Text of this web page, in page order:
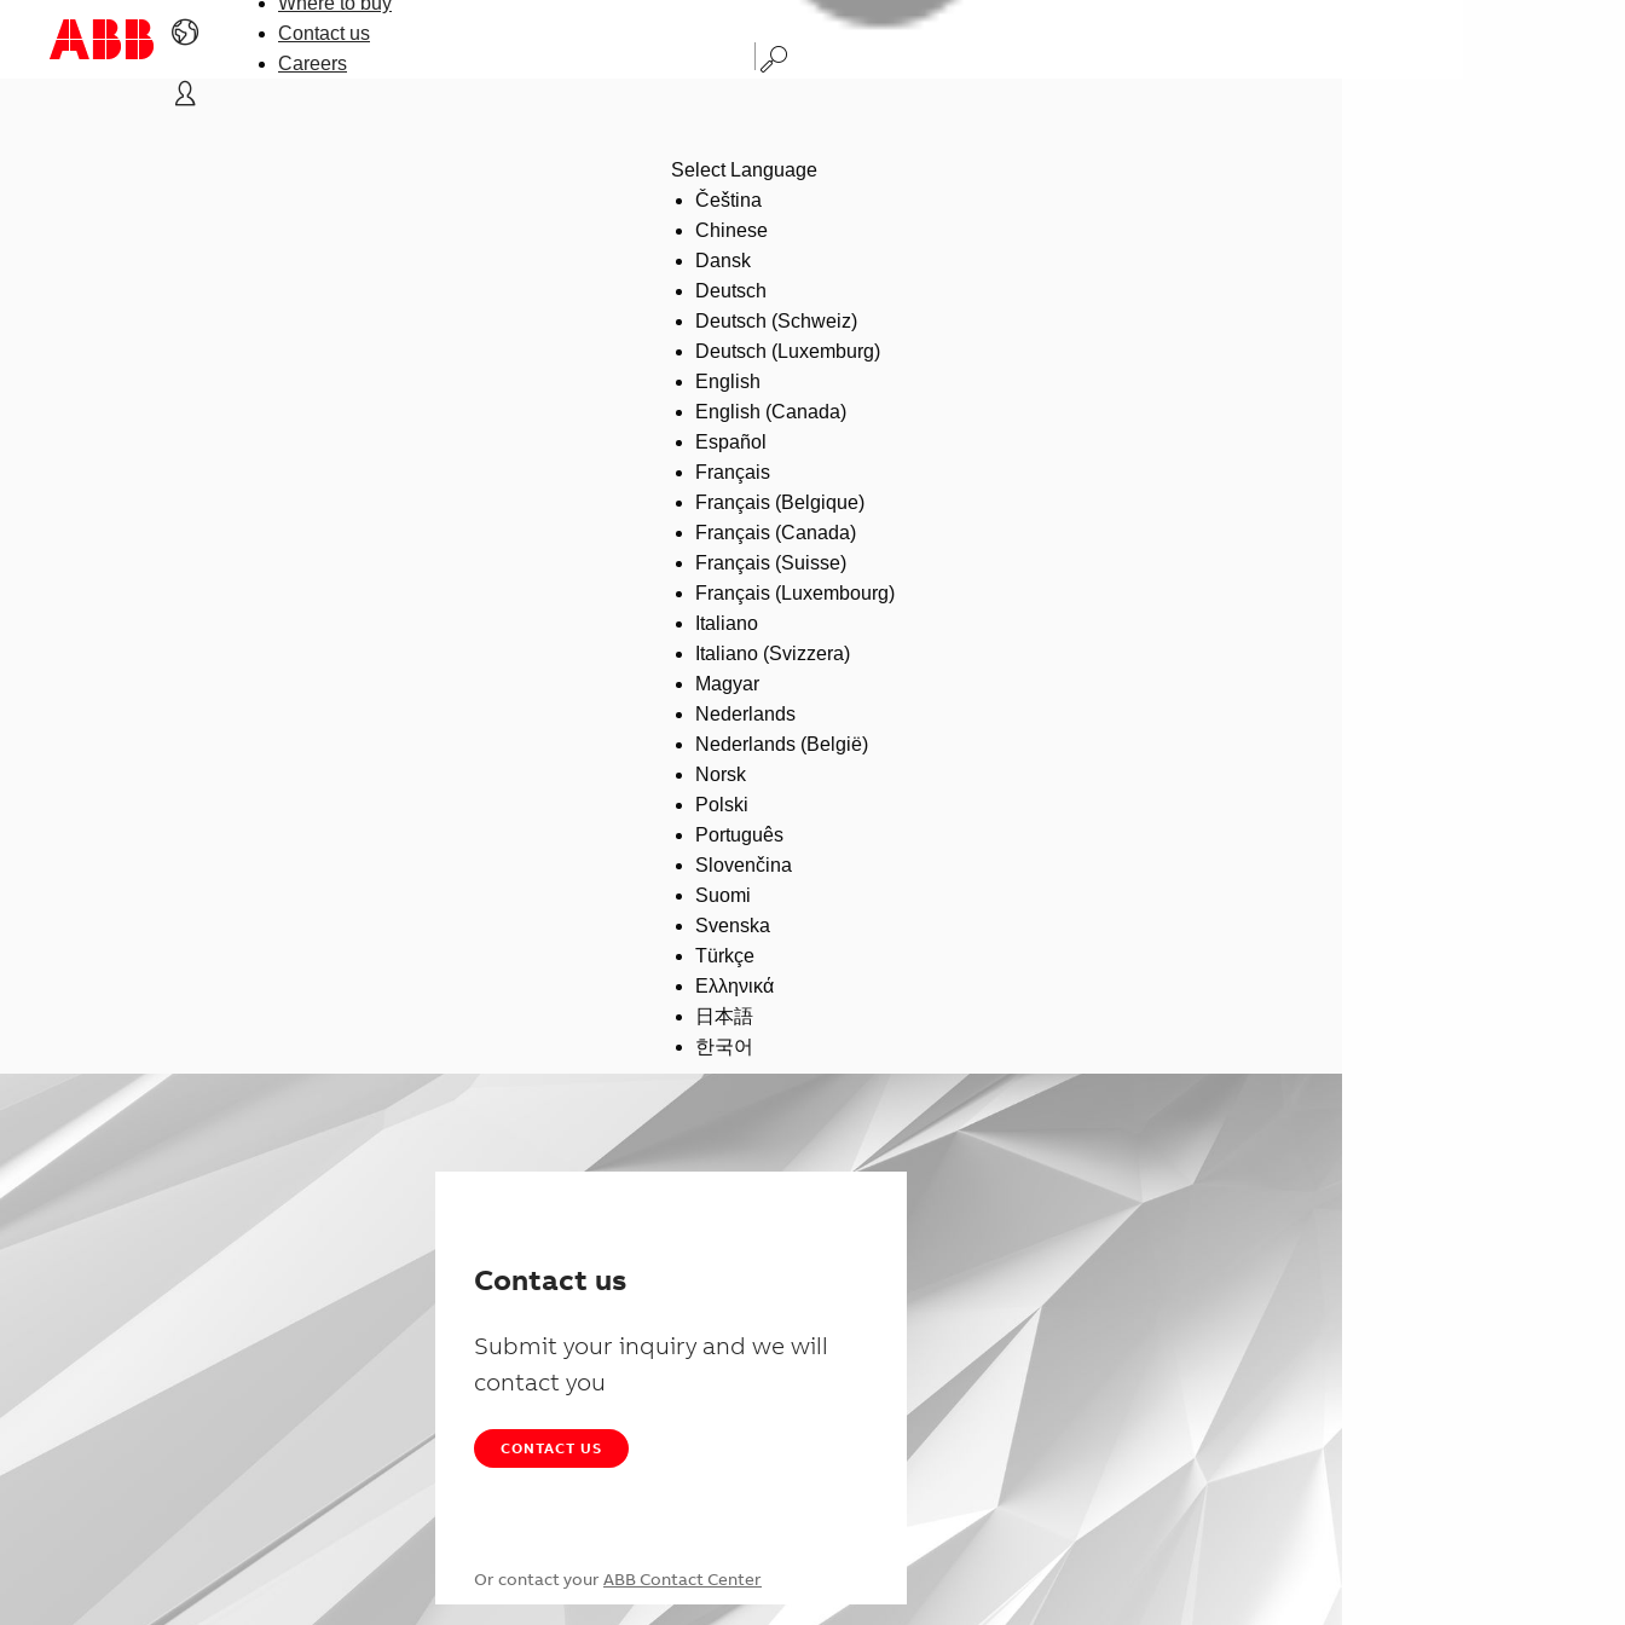
Contact us
Careers
Select Language
Čeština
Chinese
Dansk
Deutsch
Deutsch (Schweiz)
Deutsch (Luxemburg)
English
English (Canada)
Español
Français
Français (Belgique)
Français (Canada)
Français (Suisse)
Français (Luxembourg)
Italiano
Italiano (Svizzera)
Magyar
Nederlands
Nederlands (België)
Norsk
Polski
Português
Slovenčina
Suomi
Svenska
Türkçe
Ελληνικά
日本語
한국어
Contact us
Submit your inquiry and we will
contact you
CONTACT US
Or contact your ABB Contact Center